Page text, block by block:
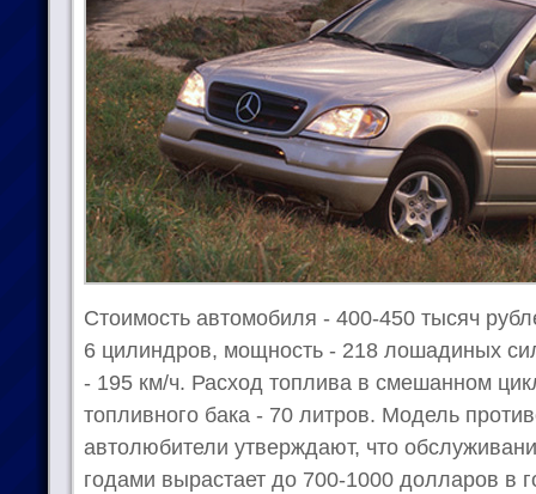
Стоимость автомобиля - 400-450 тысяч
6 цилиндров, мощность - 218 лошадиных
- 195 км/ч. Расход топлива в смешанном
топливного бака - 70 литров. Модель
автолюбители утверждают, что
годами вырастает до 700-1000 долларов в